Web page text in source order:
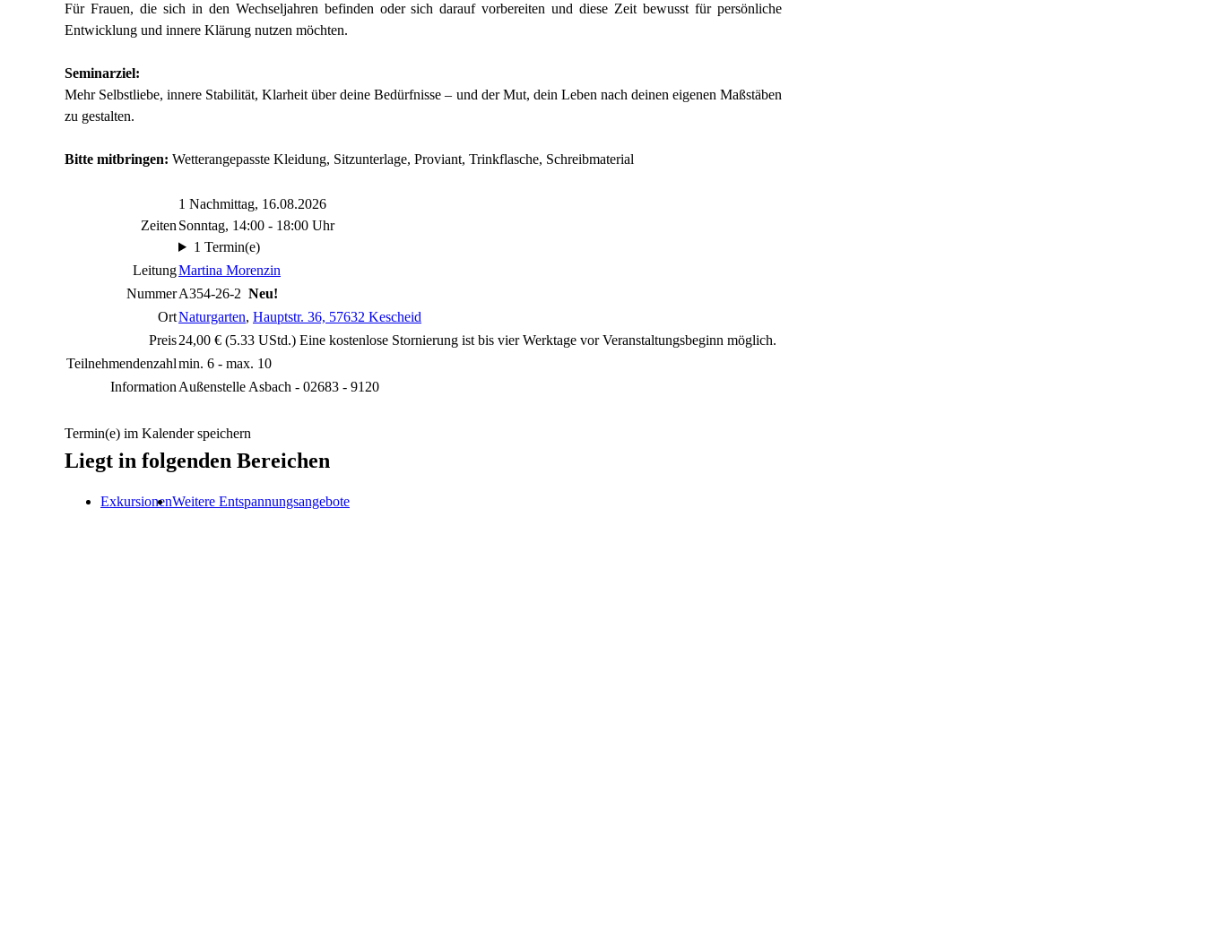
Für Frauen, die sich in den Wechseljahren befinden oder sich darauf vorbereiten und diese Zeit bewusst für persönliche
Entwicklung und innere Klärung nutzen möchten.
Seminarziel:
Mehr Selbstliebe, innere Stabilität, Klarheit über deine Bedürfnisse – und der Mut, dein Leben nach deinen eigenen Maßstäben
zu gestalten.
Bitte mitbringen: Wetterangepasste Kleidung, Sitzunterlage, Proviant, Trinkflasche, Schreibmaterial
Zeiten
1 Nachmittag, 16.08.2026
Sonntag, 14:00 - 18:00 Uhr
1 Termin(e)
LeitungMartina Morenzin
NummerA354-26-2 Neu!
OrtNaturgarten, Hauptstr. 36, 57632 Kescheid
Preis24,00 € (5.33 UStd.) Eine kostenlose Stornierung ist bis vier Werktage vor Veranstaltungsbeginn möglich.
Teilnehmendenzahlmin. 6 - max. 10
Information Außenstelle Asbach - 02683 - 9120
Termin(e) im Kalender speichern
Liegt in folgenden Bereichen
ExkursionenWeitere Entspannungsangebote